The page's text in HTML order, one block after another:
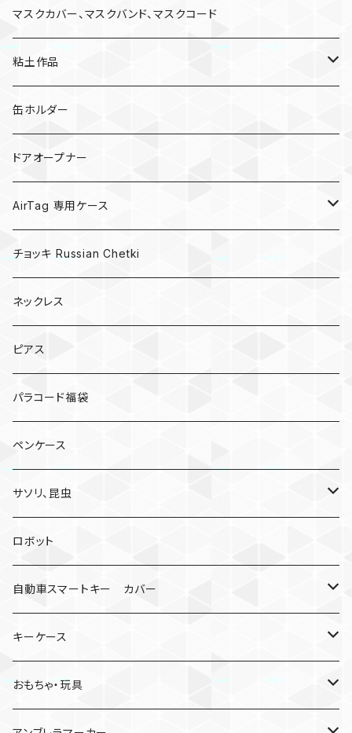
マスクカバー、マスクバンド、マスクコード
粘土作品
亀
キノコ
缶ホルダー
ドアオープナー
AirTag 専用ケース
AirTagキーリング
チョッキ Russian Chetki
ネックレス
ピアス
パラコード福袋
ペンケース
サソリ、昆虫
サソリ
クモ
ロボット
自動車スマートキー カバー
日産
キーケース
MDF材
おもちゃ・玩具